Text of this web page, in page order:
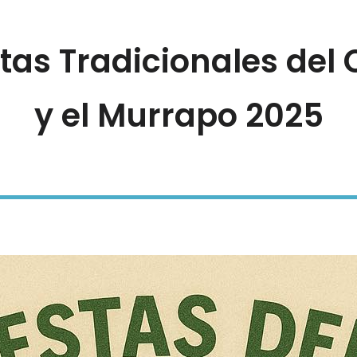
Tradicionales del
y el Murrapo 2025